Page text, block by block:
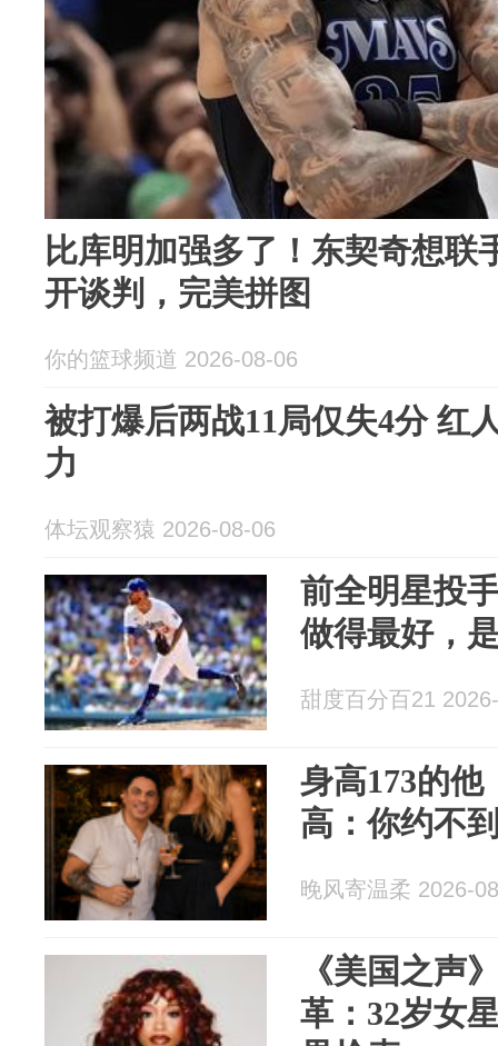
比库明加强多了！东契奇想联
开谈判，完美拼图
你的篮球频道 2026-08-06
被打爆后两战11局仅失4分 红
力
体坛观察猿 2026-08-06
前全明星投
做得最好，
甜度百分百21
身高173的他
高：你约不
晚风寄温柔 2026-
《美国之声
革：32岁女